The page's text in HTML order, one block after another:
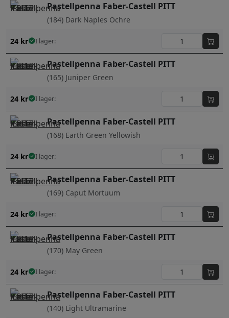
Pastellpenna Faber-Castell PITT
(184) Dark Naples Ochre
24 kr I lager:
Pastellpenna Faber-Castell PITT
(165) Juniper Green
24 kr I lager:
Pastellpenna Faber-Castell PITT
(168) Earth Green Yellowish
24 kr I lager:
Pastellpenna Faber-Castell PITT
(169) Caput Mortuum
24 kr I lager:
Pastellpenna Faber-Castell PITT
(170) May Green
24 kr I lager:
Pastellpenna Faber-Castell PITT
(140) Light Ultramarine